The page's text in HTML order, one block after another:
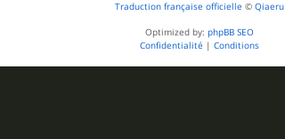
Traduction française officielle © Qiaeru
Optimized by: phpBB SEO
Confidentialité | Conditions